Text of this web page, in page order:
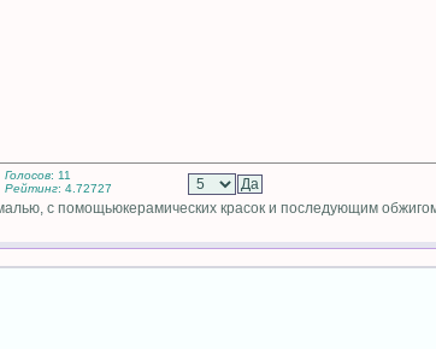
Голосов: 11
Рейтинг: 4.72727
с помощьюкерамических красок и последующим